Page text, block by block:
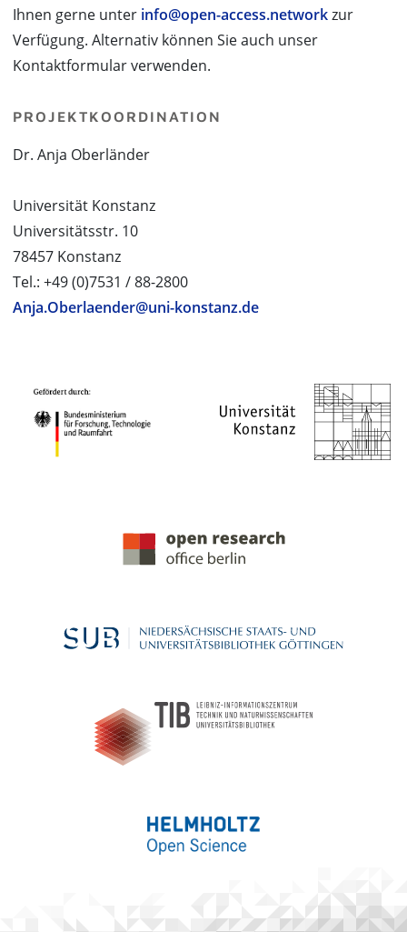
Ihnen gerne unter info@open-access.networkzur
Verfügung. Alternativ können Sie auch unser
Kontaktformular verwenden.
PROJEKTKOORDINATION
Dr. Anja Oberländer
Universität Konstanz
Universitätsstr. 10
78457 Konstanz
Tel.: +49 (0)7531 / 88-2800
Anja.Oberlaender@uni-konstanz.de